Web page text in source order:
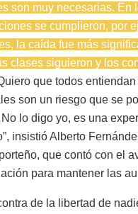
son muy necesarias. En
se cumplieron, por
la caída fue más
clases siguieron y los
que todos
son un riesgo que se
lo digo yo, es una
insistió Alberto
que contó con el
para mantener las
de la libertad de